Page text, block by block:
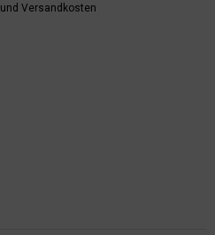
und Versandkosten